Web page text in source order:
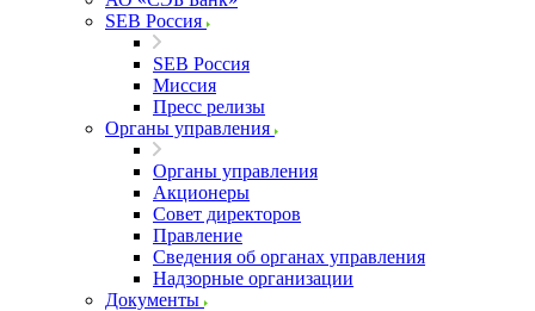
SEB Россия
SEB Россия
Миссия
Пресс релизы
Органы управления
Органы управления
Акционеры
Совет директоров
Правление
Сведения об органах управления
Надзорные организации
Документы